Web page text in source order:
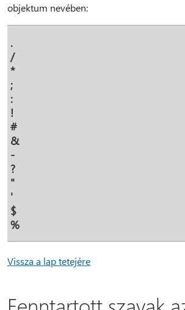
objektum nevében:
.
/
*
;
:
!
#
&
-
?
"
'
$
%
Vissza a lap tetejére